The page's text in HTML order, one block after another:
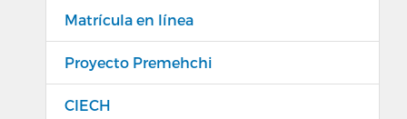
Matrícula en línea
Proyecto Premehchi
CIECH